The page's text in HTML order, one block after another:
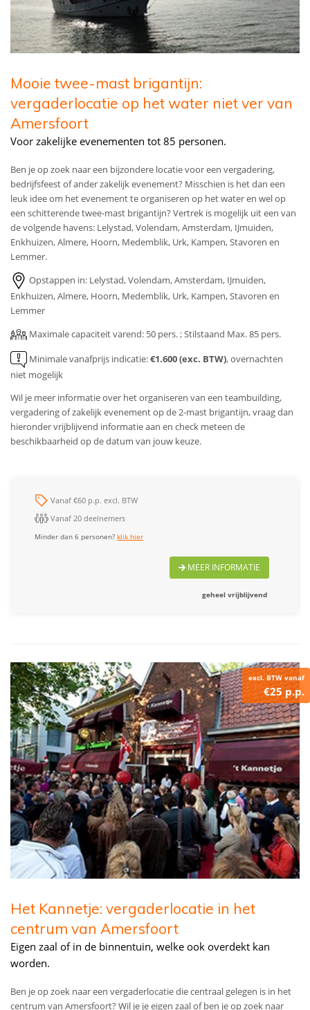
Mooie twee-mast brigantijn:
vergaderlocatie op het water niet ver van
Amersfoort
Voor zakelijke evenementen tot 85 personen.
Ben je op zoek naar een bijzondere locatie voor een vergadering,
bedrijfsfeest of ander zakelijk evenement? Misschien is het dan een
leuk idee om het evenement te organiseren op het water en wel op
een schitterende twee-mast brigantijn? Vertrek is mogelijk uit een van
de volgende havens: Lelystad, Volendam, Amsterdam, IJmuiden,
Enkhuizen, Almere, Hoorn, Medemblik, Urk, Kampen, Stavoren en
Lemmer.
Opstappen in: Lelystad, Volendam, Amsterdam, IJmuiden,
Enkhuizen, Almere, Hoorn, Medemblik, Urk, Kampen, Stavoren en
Lemmer
Maximale capaciteit varend: 50 pers. ; Stilstaand Max. 85 pers.
Minimale vanafprijs indicatie:€1.600 (exc. BTW), overnachten
niet mogelijk
Wil je meer informatie over het organiseren van een teambuilding,
vergadering of zakelijk evenement op de 2-mast brigantijn, vraag dan
hieronder vrijblijvend informatie aan en check meteen de
beschikbaarheid op de datum van jouw keuze.
Vanaf €60 p.p. excl. BTW
Vanaf 20 deelnemers
Minder dan 6 personen?klik hier
MEER INFORMATIE
geheel vrijblijvend
excl. BTW vanaf
€25 p.p.
Het Kannetje: vergaderlocatie in het
centrum van Amersfoort
Eigen zaal of in de binnentuin, welke ook overdekt kan
worden.
Ben je op zoek naar een vergaderlocatie die centraal gelegen is in het
centrum van Amersfoort? Wil je je eigen zaal of ben je op zoek naar